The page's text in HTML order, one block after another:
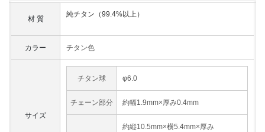
材 質 純チタン（99.4%以上）
カラー チタン色
サイズ
チタン球 φ6.0
チェーン部分 約幅1.9mm×厚み0.4mm
約縦10.5mm×横5.4mm×厚み